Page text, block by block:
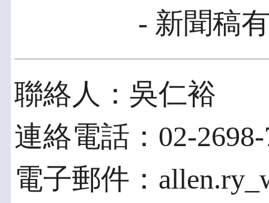
- 新聞稿
聯絡人：吳仁裕
連絡電話：02-2698-
電子郵件：